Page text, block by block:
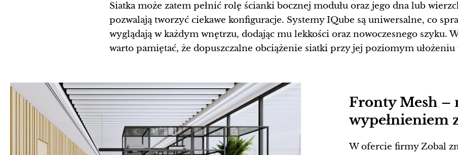
Siatka może zatem pełnić rolę ścianki bocznej modułu oraz jego dna lub
pozwalają tworzyć ciekawe konfiguracje. Systemy IQube są uniwersalne, co
wyglądają w każdym wnętrzu, dodając mu lekkości oraz nowoczesnego szyku.
warto pamiętać, że dopuszczalne obciążenie siatki przy jej poziomym
Fronty Mesh –
wypełnieniem
W ofercie firmy Zobal